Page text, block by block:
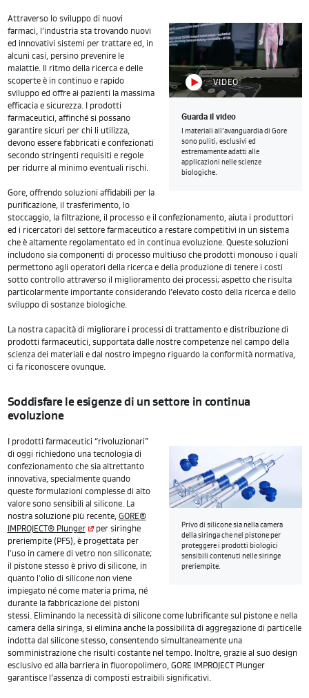
VIDEO
Guarda il video
I materiali all’avanguardia di Gore
sono puliti, esclusivi ed
estremamente adatti alle
applicazioni nelle scienze
biologiche.
Attraverso lo sviluppo di nuovi
farmaci, l’industria sta trovando nuovi
ed innovativi sistemi per trattare ed, in
alcuni casi, persino prevenire le
malattie. Il ritmo della ricerca e delle
scoperte è in continuo e rapido
sviluppo ed offre ai pazienti la massima
efficacia e sicurezza. I prodotti
farmaceutici, affinché si possano
garantire sicuri per chi li utilizza,
devono essere fabbricati e confezionati
secondo stringenti requisiti e regole
per ridurre al minimo eventuali rischi.
Gore, offrendo soluzioni affidabili per la
purificazione, il trasferimento, lo
stoccaggio, la filtrazione, il processo e il confezionamento, aiuta i produttori
ed i ricercatori del settore farmaceutico a restare competitivi in un sistema
che è altamente regolamentato ed in continua evoluzione. Queste soluzioni
includono sia componenti di processo multiuso che prodotti monouso i quali
permettono agli operatori della ricerca e della produzione di tenere i costi
sotto controllo attraverso il miglioramento dei processi; aspetto che risulta
particolarmente importante considerando l’elevato costo della ricerca e dello
sviluppo di sostanze biologiche.
La nostra capacità di migliorare i processi di trattamento e distribuzione di
prodotti farmaceutici, supportata dalle nostre competenze nel campo della
scienza dei materiali e dal nostro impegno riguardo la conformità normativa,
ci fa riconoscere ovunque.
Soddisfare le esigenze di un settore in continua
evoluzione
Privo di silicone sia nella camera
della siringa che nel pistone per
proteggere i prodotti biologici
sensibili contenuti nelle siringe
preriempite.
I prodotti farmaceutici “rivoluzionari”
di oggi richiedono una tecnologia di
confezionamento che sia altrettanto
innovativa, specialmente quando
queste formulazioni complesse di alto
valore sono sensibili al silicone. La
nostra soluzione più recente, GORE®
IMPROJECT® Plunger
per siringhe
preriempite (PFS), è progettata per
l'uso in camere di vetro non siliconate;
il pistone stesso è privo di silicone, in
quanto l'olio di silicone non viene
impiegato né come materia prima, né
durante la fabbricazione dei pistoni
stessi. Eliminando la necessità di silicone come lubrificante sul pistone e nella
camera della siringa, si elimina anche la possibilità di aggregazione di particelle
indotta dal silicone stesso, consentendo simultaneamente una
somministrazione che risulti costante nel tempo. Inoltre, grazie al suo design
esclusivo ed alla barriera in fluoropolimero, GORE IMPROJECT Plunger
garantisce l’assenza di composti estraibili significativi.